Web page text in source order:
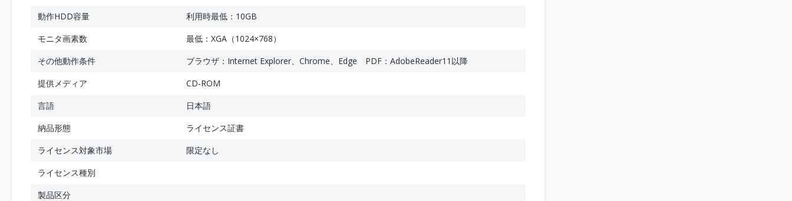
動作HDD容量
利用時最低：10GB
モニタ画素数
最低：XGA（1024×768）
その他動作条件
ブラウザ：Internet Explorer、Chrome、Edge PDF：AdobeReader11以降
提供メディア
CD-ROM
言語
日本語
納品形態
ライセンス証書
ライセンス対象市場
限定なし
ライセンス種別
製品区分